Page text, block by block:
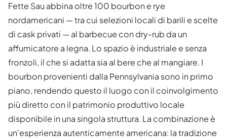
Fette Sau abbina oltre 100 bourbon e rye
nordamericani — tra cui selezioni locali di barili e scelte
di cask privati — al barbecue con dry-rub da un
affumicatore a legna. Lo spazio è industriale e senza
fronzoli, il che si adatta sia al bere che al mangiare. I
bourbon provenienti dalla Pennsylvania sono in primo
piano, rendendo questo il luogo con il coinvolgimento
più diretto con il patrimonio produttivo locale
disponibile in una singola struttura. La combinazione è
un'esperienza autenticamente americana: la tradizione